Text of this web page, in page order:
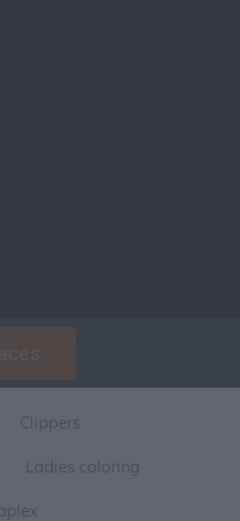
Clippers
Ladies coloring